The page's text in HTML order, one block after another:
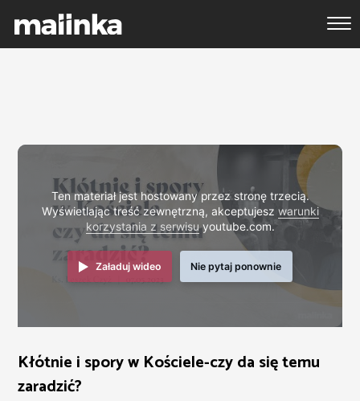
Ten materiał jest hostowany przez stronę trzecią.
Wyświetlając treść zewnętrzną, akceptujesz warunki
korzystania z serwisuyoutube.com.
Załaduj wideo Nie pytaj ponownie
Kłótnie i spory w Kościele-czy da się temu
zaradzić?